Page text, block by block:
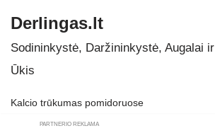
Skip
to
Derlingas.lt
Sodininkystė, Daržininkystė, Augalai ir
Ūkis
Kalcio trūkumas pomidoruose
PARTNERIO REKLAMA